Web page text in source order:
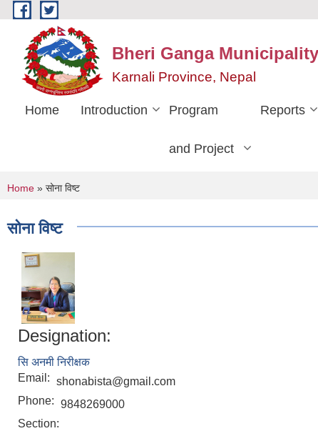
Skip to main content
Bheri Ganga Municipality
Karnali Province, Nepal
Home Introduction Program
and Project
Reports
You are here
Home » सोना विष्ट
सोना विष्ट
Designation:
सि अनमी निरीक्षक
Email: shonabista@gmail.com
Phone: 9848269000
Section: